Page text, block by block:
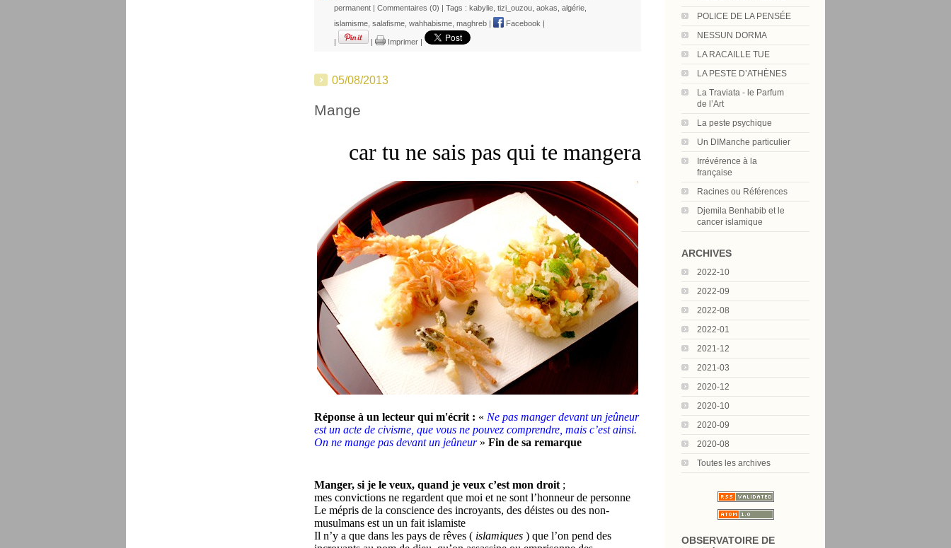
POLICE DE LA PENSÉE
NESSUN DORMA
LA RACAILLE TUE
LA PESTE D’ATHÈNES
La Traviata - le Parfum
de l’Art
La peste psychique
Un DIManche particulier
Irrévérence à la
française
Racines ou Références
Djemila Benhabib et le
cancer islamique
ARCHIVES
2022-10
2022-09
2022-08
2022-01
2021-12
2021-03
2020-12
2020-10
2020-09
2020-08
Toutes les archives
OBSERVATOIRE DE
permanent | Commentaires (0) | Tags : kabylie tizi_ouzou aokas algérie
islamisme salafisme wahhabisme maghreb | Facebook |
| | Imprimer |
05/08/2013
Mange
car tu ne sais pas qui te mangera
Réponse à un lecteur qui m'écrit : « Ne pas manger devant un jeûneur
est un acte de civisme, que vous ne pouvez comprendre, mais c’est ainsi.
On ne mange pas devant un jeûneur» Fin de sa remarque
Manger, si je le veux, quand je veux c’est mon droit ;
mes convictions ne regardent que moi et ne sont l’honneur de personne
Le mépris de la conscience des incroyants, des déistes ou des non-
musulmans est un un fait islamiste
Il n’y a que dans les pays de rêves ( islamiques ) que l’on pend des